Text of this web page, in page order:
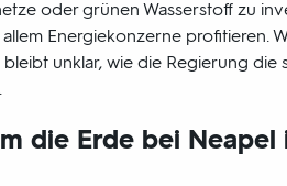
oder grünen Wasserstoff zu
Energiekonzerne profitieren.
unklar, wie die Regierung die
die Erde bei